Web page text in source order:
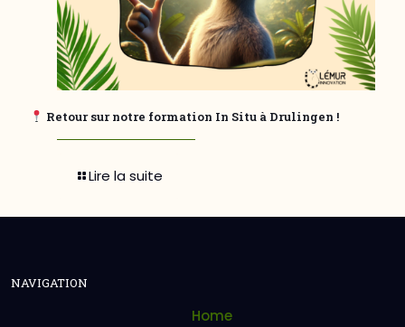
Retour sur notre formation In Situ à Drulingen !
Lire la suite
NAVIGATION
Home